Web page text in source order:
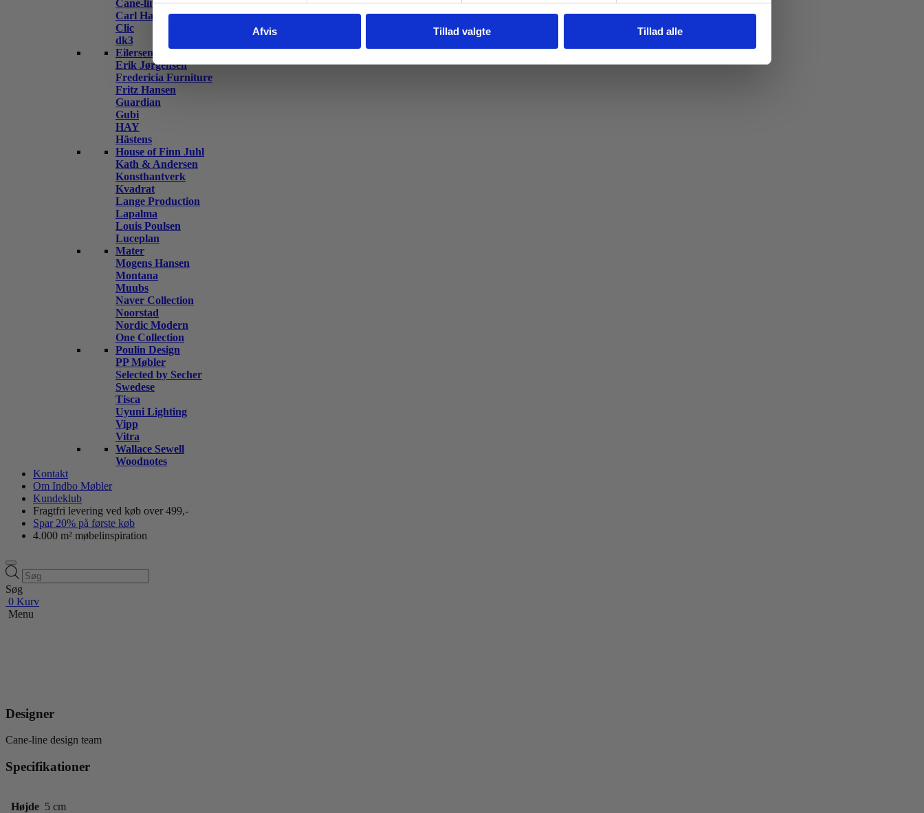
Afvis Tillad valgte Tillad alle
Cane-line
Carl Hansen & Søn
Clic
dk3
Eilersen
Erik Jørgensen
Fredericia Furniture
Fritz Hansen
Guardian
Gubi
HAY
Hästens
House of Finn Juhl
Kath & Andersen
Konsthantverk
Kvadrat
Lange Production
Lapalma
Louis Poulsen
Luceplan
Mater
Mogens Hansen
Montana
Muubs
Naver Collection
Noorstad
Nordic Modern
One Collection
Poulin Design
PP Møbler
Selected by Secher
Swedese
Tisca
Uyuni Lighting
Vipp
Vitra
Wallace Sewell
Woodnotes
Kontakt
Om Indbo Møbler
Kundeklub
Fragtfri levering ved køb over 499,-
Spar 20% på første køb
4.000 m² møbelinspiration
Products
search
Søg
0 Kurv
Menu
Designer
Cane-line design team
Specifikationer
Højde 5 cm
Jeg springer over